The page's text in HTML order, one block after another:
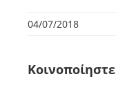
04/07/2018
Κοινοποίηστε